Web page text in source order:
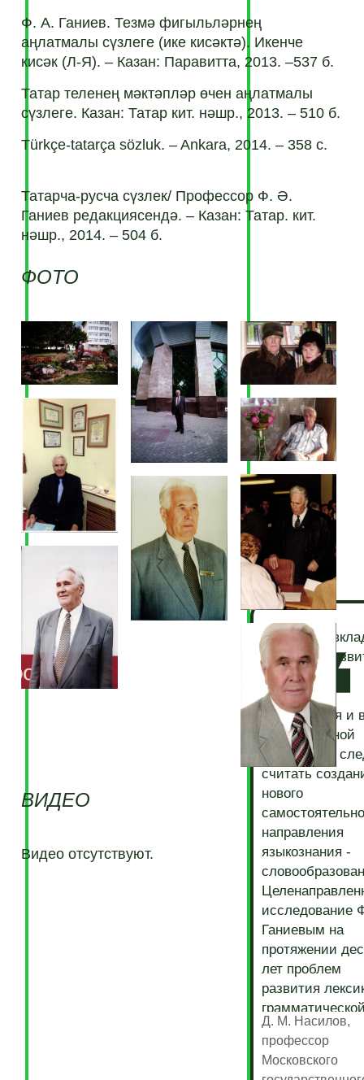
Огромным
учёного в
современного
татарского
языкознания и
отечественной
тюркологии
считать
нового
направления
языкознания -
исследование
Ганиевым на
протяжении
лет проблем
развития
системы
и тюркских
позволило ему
труды Ф. А.
признанные не
Д. М. Насилов,
профессор
Московского
Ф. А. Ганиев. Тезмә фигыльләрнең
аңлатмалы сүзлеге (ике кисәктә). Икенче
кисәк (Л-Я). – Казан: Паравитта, 2013. –537 б.
Татар теленең мәктәпләр өчен аңлатмалы
сүзлеге. Казан: Татар кит. нәшр., 2013. – 510 б.
Türkçe-tatarça sözluk. – Ankara, 2014. – 358 с.
Татарча-русча сүзлек/ Профессор Ф. Ә.
Ганиев редакциясендә. – Казан: Татар. кит.
нәшр., 2014. – 504 б.
ФОТО
ВИДЕО
Видео отсутствуют.